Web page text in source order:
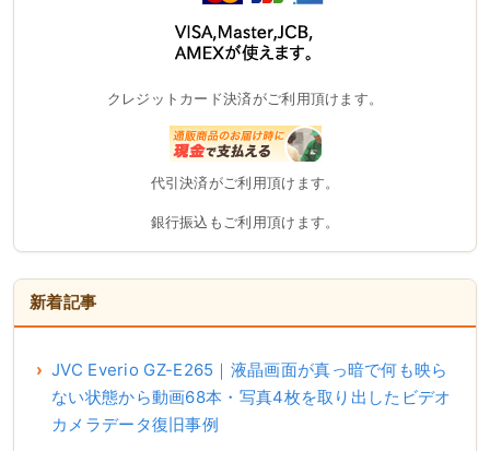
クレジットカード決済がご利用頂けます。
代引決済がご利用頂けます。
銀行振込もご利用頂けます。
新着記事
JVC Everio GZ-E265｜液晶画面が真っ暗で何も映ら
ない状態から動画68本・写真4枚を取り出したビデオ
カメラデータ復旧事例